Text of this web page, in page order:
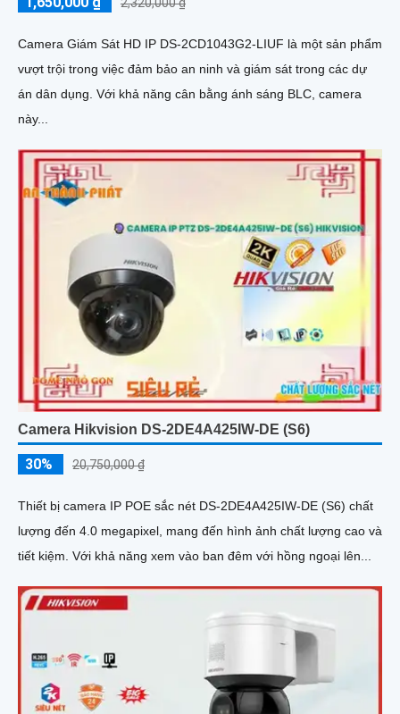
Camera Giám Sát HD IP DS-2CD1043G2-LIUF là một sản phẩm
vượt trội trong việc đảm bảo an ninh và giám sát trong các dự
án dân dụng. Với khả năng cân bằng ánh sáng BLC, camera
này...
Camera Hikvision DS-2DE4A425IW-DE (S6)
30% 20,750,000 ₫
Thiết bị camera IP POE sắc nét DS-2DE4A425IW-DE (S6) chất
lượng đến 4.0 megapixel, mang đến hình ảnh chất lượng cao và
tiết kiệm. Với khả năng xem vào ban đêm với hồng ngoại lên...